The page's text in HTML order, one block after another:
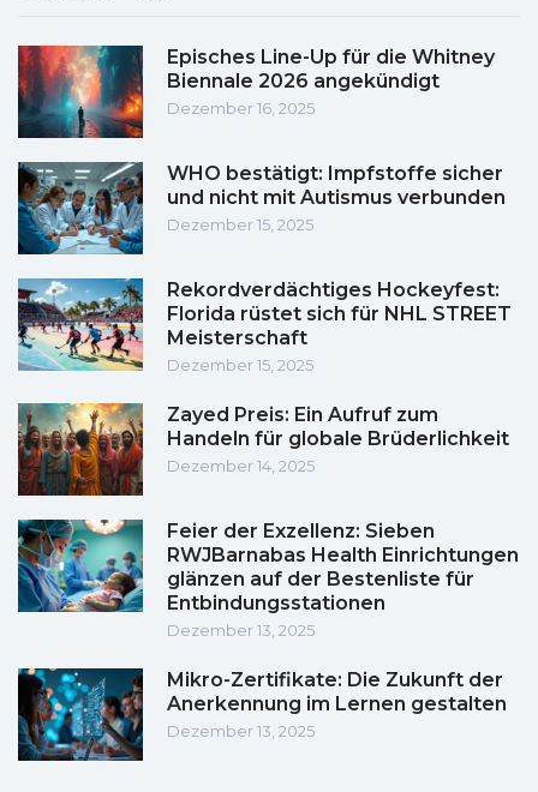
Episches Line-Up für die Whitney
Biennale 2026 angekündigt
Dezember 16, 2025
WHO bestätigt: Impfstoffe sicher
und nicht mit Autismus verbunden
Dezember 15, 2025
Rekordverdächtiges Hockeyfest:
Florida rüstet sich für NHL STREET
Meisterschaft
Dezember 15, 2025
Zayed Preis: Ein Aufruf zum
Handeln für globale Brüderlichkeit
Dezember 14, 2025
Feier der Exzellenz: Sieben
RWJBarnabas Health Einrichtungen
glänzen auf der Bestenliste für
Entbindungsstationen
Dezember 13, 2025
Mikro-Zertifikate: Die Zukunft der
Anerkennung im Lernen gestalten
Dezember 13, 2025